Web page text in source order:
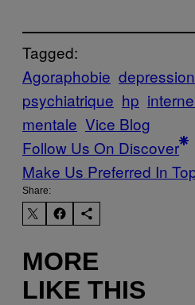
Tagged:
Agoraphobie depression
psychiatrique hp
mentale Vice Blog
Follow Us On Discover
Make Us Preferred In
Share:
MORE
LIKE THIS